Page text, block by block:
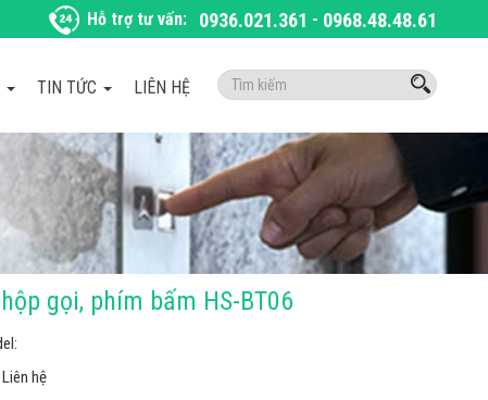
Hỗ trợ tư vấn: 0936.021.361 - 0968.48.48.61
Tìm
kiếm:
TIN TỨC LIÊN HỆ
gọi, phím bấm HS-BT06
Liên hệ